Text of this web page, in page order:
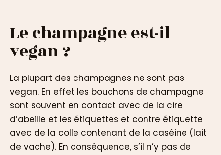
Le champagne est-il
vegan ?
La plupart des champagnes ne sont pas
vegan. En effet les bouchons de champagne
sont souvent en contact avec de la cire
d’abeille et les étiquettes et contre étiquette
avec de la colle contenant de la caséine (lait
de vache). En conséquence, s’il n’y pas de